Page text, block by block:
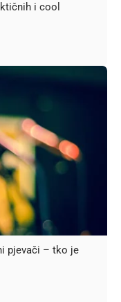
i cool
pjevači – tko je